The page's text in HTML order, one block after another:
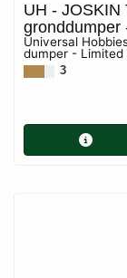
UH - JOSKIN
gronddumper
Universal
dumper - Limited
3